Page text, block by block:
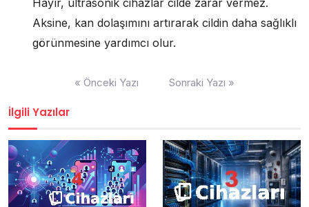
Aksine, kan dolaşımını artırarak cildin daha sağlıklı
görünmesine yardımcı olur.
« Önceki Yazı Sonraki Yazı »
İlgili Yazılar